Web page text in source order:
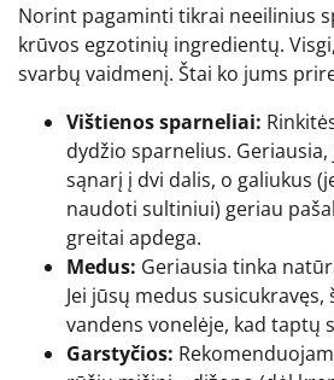
Norint pagaminti tikrai neeilinius
krūvos egzotinių ingredientų.
svarbų vaidmenį. Štai ko jums
Vištienos sparneliai:
dydžio sparnelius.
sąnarį į dvi dalis, o galiukus
naudoti sultiniui) geriau
greitai apdega.
Medus: Geriausia tinka
Jei jūsų medus
vandens vonelėje, kad taptų
Garstyčios: